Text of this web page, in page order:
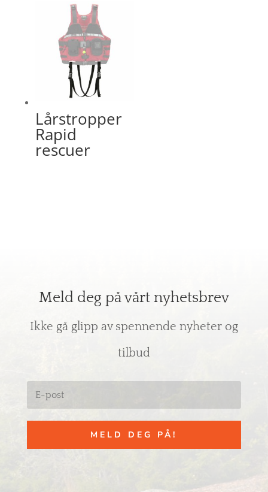
Lårstropper
Rapid
rescuer
Meld deg på vårt nyhetsbrev
Ikke gå glipp av spennende nyheter og
tilbud
MELD DEG PÅ!